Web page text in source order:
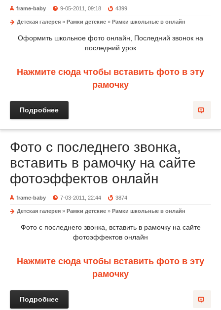
frame-baby 9-05-2011, 09:18 4399
Детская галерея » Рамки детские » Рамки школьные в онлайн
Оформить школьное фото онлайн, Последний звонок на
последний урок
Нажмите сюда чтобы вставить фото в эту
рамочку
Подробнее
Фото с последнего звонка,
вставить в рамочку на сайте
фотоэффектов онлайн
frame-baby 7-03-2011, 22:44 3874
Детская галерея » Рамки детские » Рамки школьные в онлайн
Фото с последнего звонка, вставить в рамочку на сайте
фотоэффектов онлайн
Нажмите сюда чтобы вставить фото в эту
рамочку
Подробнее